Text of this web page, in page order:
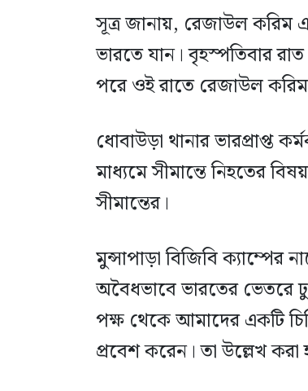
সূত্র জানায়, রেজাউল করিম
ভারতে যান। বৃহস্পতিবার
পরে ওই রাতে রেজাউল
ধোবাউড়া থানার ভারপ্রাপ্ত
মাধ্যমে সীমান্তে নিহতের
সীমান্তের।
মুন্সাপাড়া বিজিবি
অবৈধভাবে ভারতের ভেতরে
পক্ষ থেকে আমাদের একটি
প্রবেশ করেন। তা উল্লেখ করা